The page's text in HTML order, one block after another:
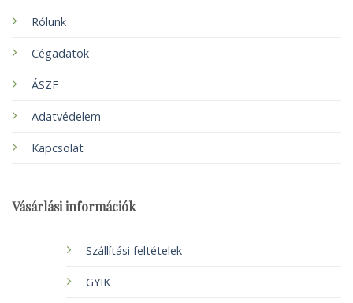
Rólunk
Cégadatok
ÁSZF
Adatvédelem
Kapcsolat
Vásárlási információk
Szállítási feltételek
GYIK